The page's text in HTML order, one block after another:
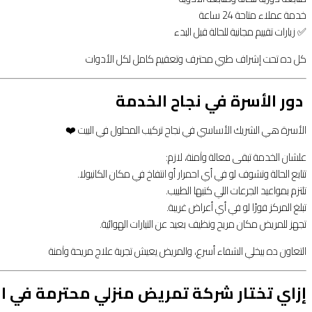
خدمة عملاء متاحة 24 ساعة
✅ زيارات تقييم مجانية للحالة قبل البدء
كل ده تحت إشراف طبي محترف وتعقيم كامل لكل الأدوات
‍‍ دور الأسرة في نجاح الخدمة
الأسرة هي الشريك الأساسي في نجاح تركيب المحلول في البيت ❤️
علشان الخدمة تبقى فعالة وآمنة، لازم:
تتابع الحالة وتشوف لو في أي احمرار أو انتفاخ في مكان الكانيولا.
تلتزم بمواعيد الجرعات اللي كتبها الطبيب.
تبلغ المركز فورًا لو في أي أعراض غريبة.
تجهز للمريض مكان مريح ونظيف بعيد عن التيارات الهوائية.
التعاون ده بيخلي الشفاء أسرع، والمريض يعيش تجربة علاج مريحة وآمنة
إزاي تختار شركة تمريض منزلي محترمة في